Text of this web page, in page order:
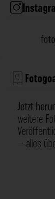
Jetzt
weitere
– alles